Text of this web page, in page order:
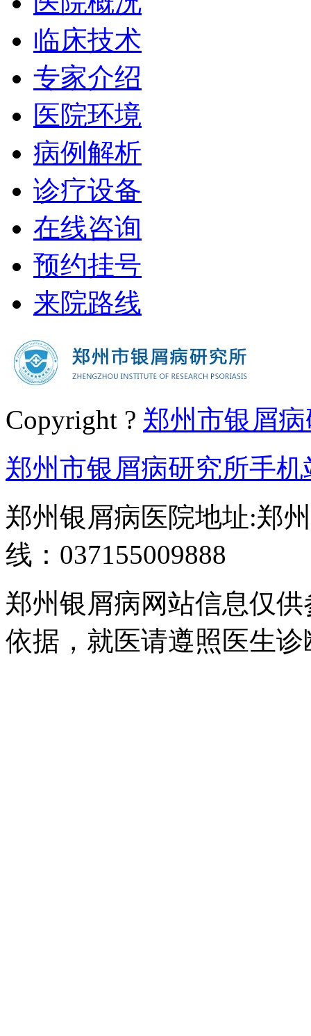
临床技术
专家介绍
医院环境
病例解析
诊疗设备
在线咨询
预约挂号
来院路线
Copyright ? 郑州市银屑
郑州市银屑病研究所手机
郑州银屑病医院地址:郑
线：037155009888
郑州银屑病网站信息仅
依据，就医请遵照医生诊